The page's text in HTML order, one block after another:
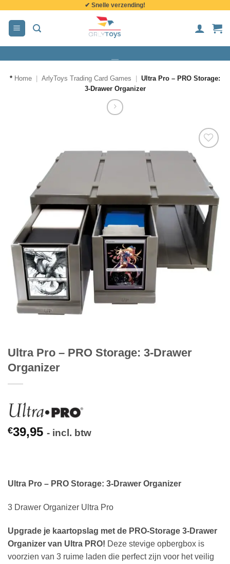
inhoud
✔ Snelle verzending!
* Home ArlyToys Trading Card Games
Ultra Pro – PRO Storage:
3-Drawer Organizer
Ultra Pro – PRO Storage: 3-Drawer
Organizer
€39,95 - incl. btw
Ultra Pro – PRO Storage: 3-Drawer Organizer
3 Drawer Organizer Ultra Pro
Upgrade je kaartopslag met de PRO-Storage 3-Drawer
Organizer van Ultra PRO! Deze stevige opbergbox is
voorzien van 3 ruime laden die perfect zijn voor het veilig